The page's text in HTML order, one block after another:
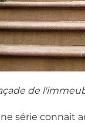
de
série connait